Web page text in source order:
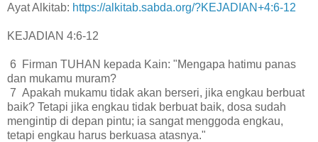
Ayat Alkitab: https://alkitab.sabda.org/?KEJADIAN+4:6-12
KEJADIAN 4:6-12
6 Firman TUHAN kepada Kain: "Mengapa hatimu panas
dan mukamu muram?
7 Apakah mukamu tidak akan berseri, jika engkau berbuat
baik? Tetapi jika engkau tidak berbuat baik, dosa sudah
mengintip di depan pintu; ia sangat menggoda engkau,
tetapi engkau harus berkuasa atasnya."